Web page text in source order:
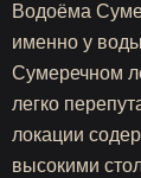
Водоёма
именно у
Сумеречном
легко
локации
высокими